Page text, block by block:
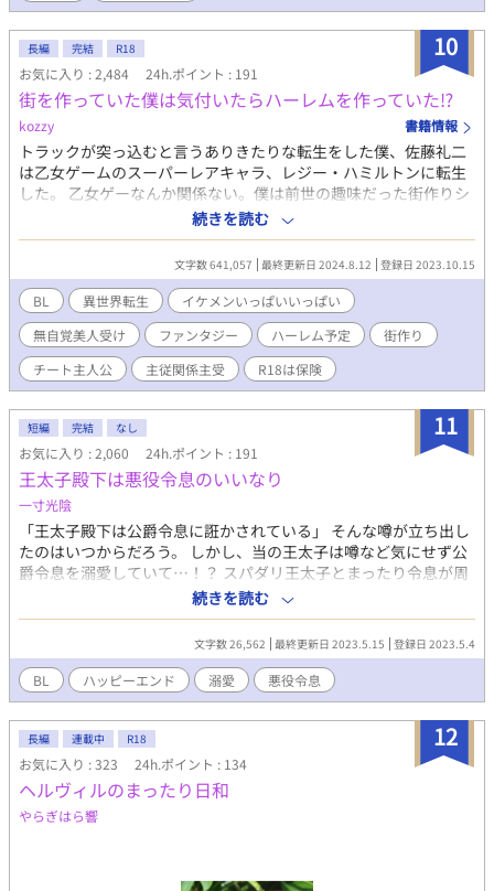
10
長編 完結 R18
お気に入り : 2,484 24h.ポイント : 191
街を作っていた僕は気付いたらハーレムを作っていた⁉
kozzy 書籍情報
トラックが突っ込むと言うありきたりな転生をした僕、佐藤礼二
は乙女ゲームのスーパーレアキャラ、レジー・ハミルトンに転生
した。 乙女ゲーなんか関係ない。僕は前世の趣味だった街作りシ
ミレーションゲームを実践でプレイするんだ。ああ心が躍る！ と
意気込んでた僕の周りにはドンドンイケメンが集まってきて…な
にやら雲行きが怪しい… あれ？これってホントにオトメゲー？ ま
ったりほっこり連載？R18は保険です。 『チートな転生農家の息
子は悪の公爵を溺愛する』書籍化となりました。 お手に取って頂
けたらとっても嬉しいです(｡>ㅅ<)✩⡱
続きを読む
文字数 641,057 最終更新日 2024.8.12 登録日 2023.10.15
BL 異世界転生
イケメンいっぱいいっぱい
無自覚美人受け
ファンタジー ハーレム予定
街作り
チート主人公
主従関係主受 R18は保険
11
短編 完結 なし
お気に入り : 2,060 24h.ポイント : 191
王太子殿下は悪役令息のいいなり
一寸光陰
「王太子殿下は公爵令息に誑かされている」 そんな噂が立ち出し
たのはいつからだろう。 しかし、当の王太子は噂など気にせず公
爵令息を溺愛していて…！？ スパダリ王太子とまったり令息が周
囲の勘違いを自然と解いていきながら、甘々な日々を送る話で
す。 ハッピーエンドが大好きな私が気ままに書きます。最後まで
応援していただけると嬉しいです。 書き終わっているので完結保
証です。
続きを読む
文字数 26,562 最終更新日 2023.5.15 登録日 2023.5.4
BL ハッピーエンド 溺愛 悪役令息
12
長編 連載中 R18
お気に入り : 323 24h.ポイント : 134
ヘルヴィルのまったり日和
やらぎはら響